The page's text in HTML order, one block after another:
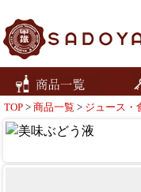
TOP > 商品一覧 > ジュース・